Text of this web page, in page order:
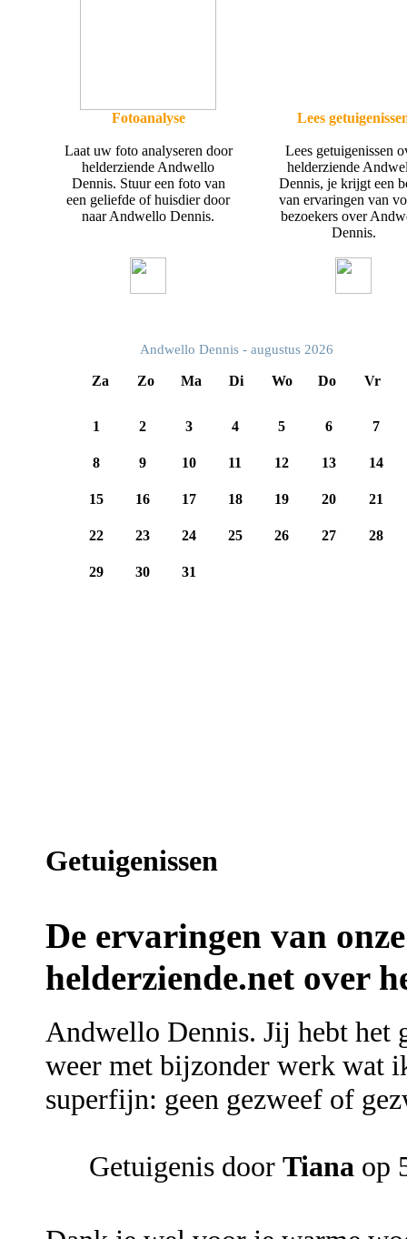
Fotoanalyse Lees
Laat uw foto analyseren door
helderziende Andwello
Dennis. Stuur een foto van
een geliefde of huisdier door
naar Andwello Dennis.
Lees getuigenissen
helderziende
Dennis, je krijgt een
van ervaringen van
bezoekers over
Dennis.
Andwello Dennis - augustus 2026
Za Zo Ma Di Wo Do Vr
1 2 3 4 5 6 7
8 9 10 11 12 13 14
15 16 17 18 19 20 21
22 23 24 25 26 27 28
29 30 31
Getuigenissen
De ervaringen van
helderziende.net over
Andwello Dennis. Jij hebt het
weer met bijzonder werk wat
superfijn: geen gezweef of
Getuigenis door Tiana op